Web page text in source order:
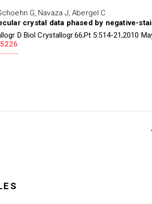
G, Navaza J, Abergel C
crystal data phased by negative-
D Biol Crystallogr.66;Pt 5:514-21,2010